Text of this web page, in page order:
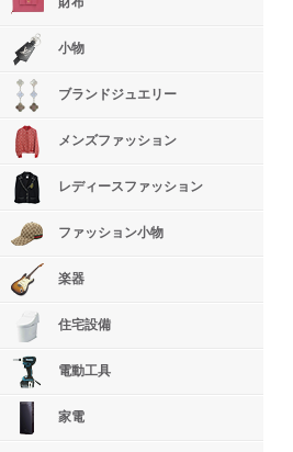
小物
ブランドジュエリー
メンズファッション
レディースファッション
ファッション小物
楽器
住宅設備
電動工具
家電